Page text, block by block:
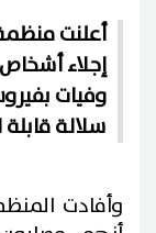
أعلنت منظمة
إجلاء
وفيات
سلالة قابلة